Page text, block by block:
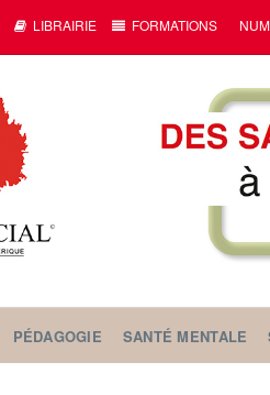
LIBRAIRIE FORMATIONS
PÉDAGOGIE SANTÉ MENTALE